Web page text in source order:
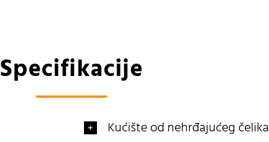
Specifikacije
Kućište od nehrđajućeg čelika